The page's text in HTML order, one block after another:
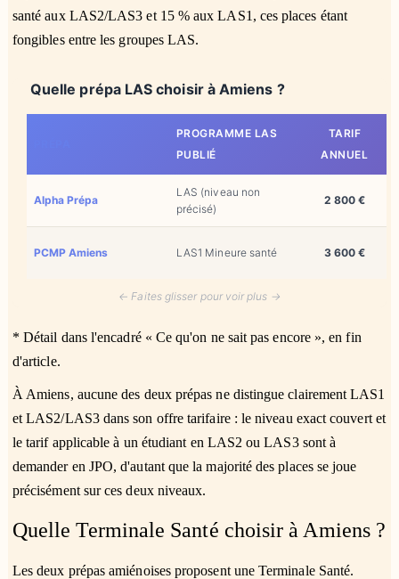
santé aux LAS2/LAS3 et 15 % aux LAS1, ces places étant
fongibles entre les groupes LAS.
Quelle prépa LAS choisir à Amiens ?
PROGRAMME LAS
PUBLIÉ
TARIF
ANNUEL
Alpha Prépa
LAS (niveau non
précisé)
2 800 €
PCMP Amiens LAS1 Mineure santé 3 600 €
← Faites glisser pour voir plus →
* Détail dans l'encadré « Ce qu'on ne sait pas encore », en fin
d'article.
À Amiens, aucune des deux prépas ne distingue clairement LAS1
et LAS2/LAS3 dans son offre tarifaire : le niveau exact couvert et
le tarif applicable à un étudiant en LAS2 ou LAS3 sont à
demander en JPO, d'autant que la majorité des places se joue
précisément sur ces deux niveaux.
Quelle Terminale Santé choisir à Amiens ?
Les deux prépas amiénoises proposent une Terminale Santé.